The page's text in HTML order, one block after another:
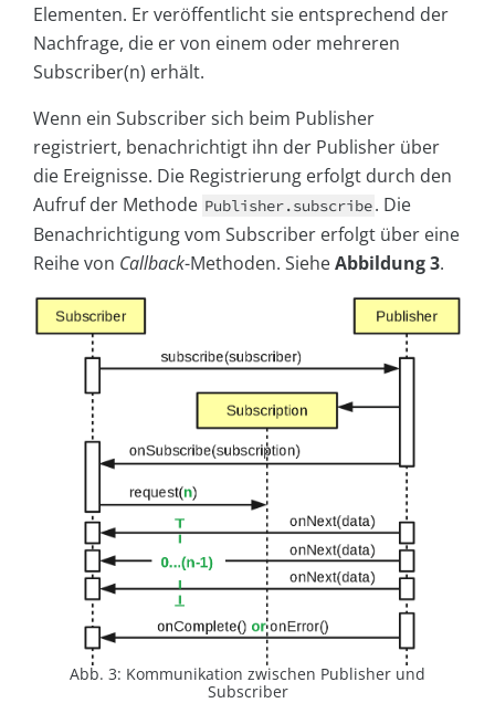
Elementen. Er veröffentlicht sie entsprechend der
Nachfrage, die er von einem oder mehreren
Subscriber(n) erhält.
Wenn ein Subscriber sich beim Publisher
registriert, benachrichtigt ihn der Publisher über
die Ereignisse. Die Registrierung erfolgt durch den
Aufruf der Methode Publisher.subscribe. Die
Benachrichtigung vom Subscriber erfolgt über eine
Reihe von Callback-Methoden. SieheAbbildung 3.
Abb. 3: Kommunikation zwischen Publisher und
Subscriber